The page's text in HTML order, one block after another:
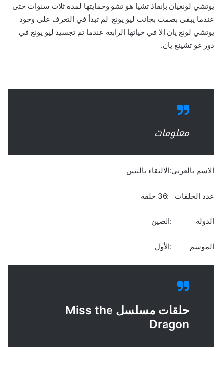
يوتشي لونغيان بإنقاذ تشيا هو تشو وحمايتها لمدة ثلاث سنوات حتى
عندما يبقى بصمت بجانب ليو يونغ. لم تبدأ في التعرف على وجود
يوتشي لونغ يان إلا في حياتها الرابعة عندما تم تجسيد ليو يونغ في
دور غو تشينغ يان.
معلومات
الاسم بالعربي:الالتقاء بالتنين
عدد الحلقات :36 حلقة
الدولة :الصين
الموسم :الأول
حلقات مسلسل Miss the
Dragon